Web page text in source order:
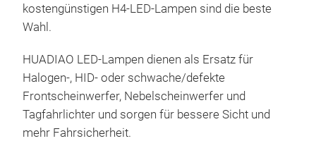
kostengünstigen H4-LED-Lampen sind die beste
Wahl.
HUADIAO LED-Lampen dienen als Ersatz für
Halogen-, HID- oder schwache/defekte
Frontscheinwerfer, Nebelscheinwerfer und
Tagfahrlichter und sorgen für bessere Sicht und
mehr Fahrsicherheit.